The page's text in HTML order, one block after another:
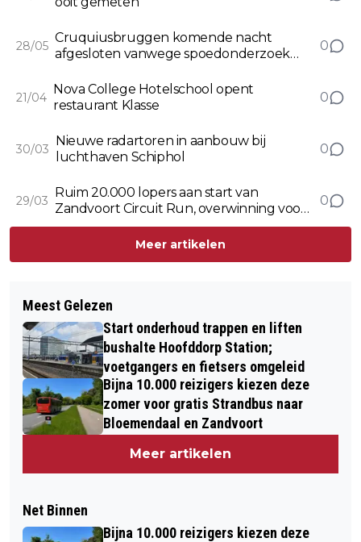
28/05
Cruquiusbruggen komende nacht
afgesloten vanwege spoedonderzoek
0
21/04
Nova College Hotelschool opent
restaurant Klasse
0
30/03
Nieuwe radartoren in aanbouw bij
luchthaven Schiphol
0
29/03
Ruim 20.000 lopers aan start van
Zandvoort Circuit Run, overwinning voor
Sander Vercauteren en Mikky Keetels
0
Meer artikelen
Meest Gelezen
Start onderhoud trappen en liften
bushalte Hoofddorp Station;
voetgangers en fietsers omgeleid
Bijna 10.000 reizigers kiezen deze
zomer voor gratis Strandbus naar
Bloemendaal en Zandvoort
Meer artikelen
Net Binnen
Bijna 10.000 reizigers kiezen deze